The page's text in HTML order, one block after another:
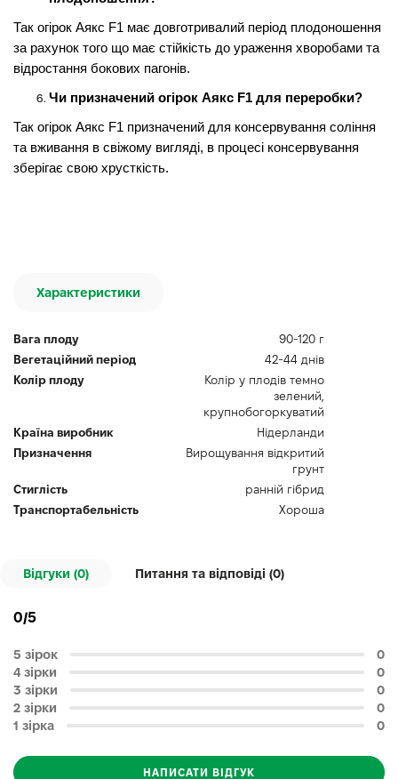
Так огірок Аякс F1 має довготривалий період плодоношення
за рахунок того що має стійкість до ураження хворобами та
відростання бокових пагонів.
Чи призначений огірок Аякс F1 для переробки?
Так огірок Аякс F1 призначений для консервування соління
та вживання в свіжому вигляді, в процесі консервування
зберігає свою хрусткість.
Характеристики
Вага плоду
90-120 г
Вегетаційний період
42-44 днів
Колір плоду
Колір у плодів темно
зелений,
крупнобогоркуватий
Країна виробник
Нідерланди
Призначення
Вирощування відкритий
грунт
Стиглість
ранній гібрид
Транспортабельність
Хороша
Відгуки (0) Питання та відповіді (0)
0/5
5 зірок
0
4 зірки
0
3 зірки
0
2 зірки
0
1 зірка
0
НАПИСАТИ ВІДГУК